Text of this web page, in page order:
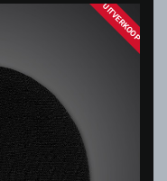
UITVERKOOP